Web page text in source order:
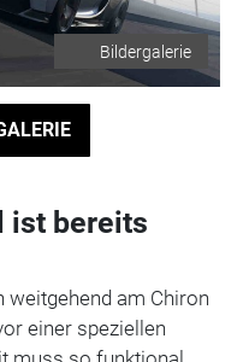
Bildergalerie
ist bereits
weitgehend am Chiron
einer speziellen